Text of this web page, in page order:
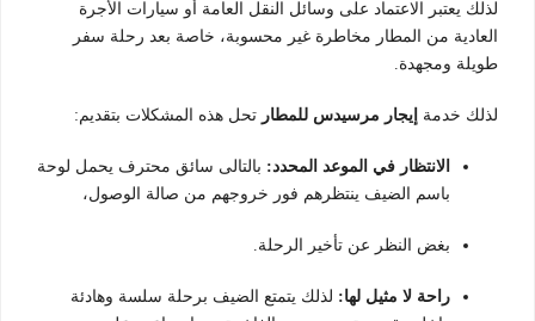
لذلك يعتبر الاعتماد على وسائل النقل العامة أو سيارات الأجرة
العادية من المطار مخاطرة غير محسوبة، خاصة بعد رحلة سفر
طويلة ومجهدة.
لذلك خدمة إيجار مرسيدس للمطار تحل هذه المشكلات بتقديم:
الانتظار في الموعد المحدد: بالتالى سائق محترف يحمل لوحة
باسم الضيف ينتظرهم فور خروجهم من صالة الوصول،
بغض النظر عن تأخير الرحلة.
راحة لا مثيل لها: لذلك يتمتع الضيف برحلة سلسة وهادئة